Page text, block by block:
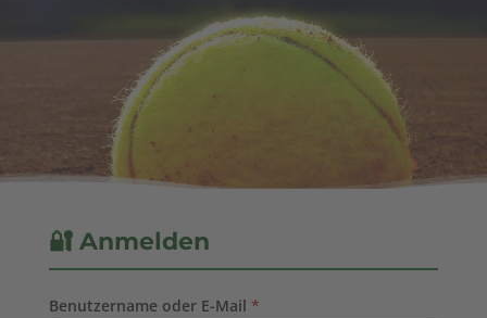
🔐 Anmelden
Benutzername oder E-Mail *